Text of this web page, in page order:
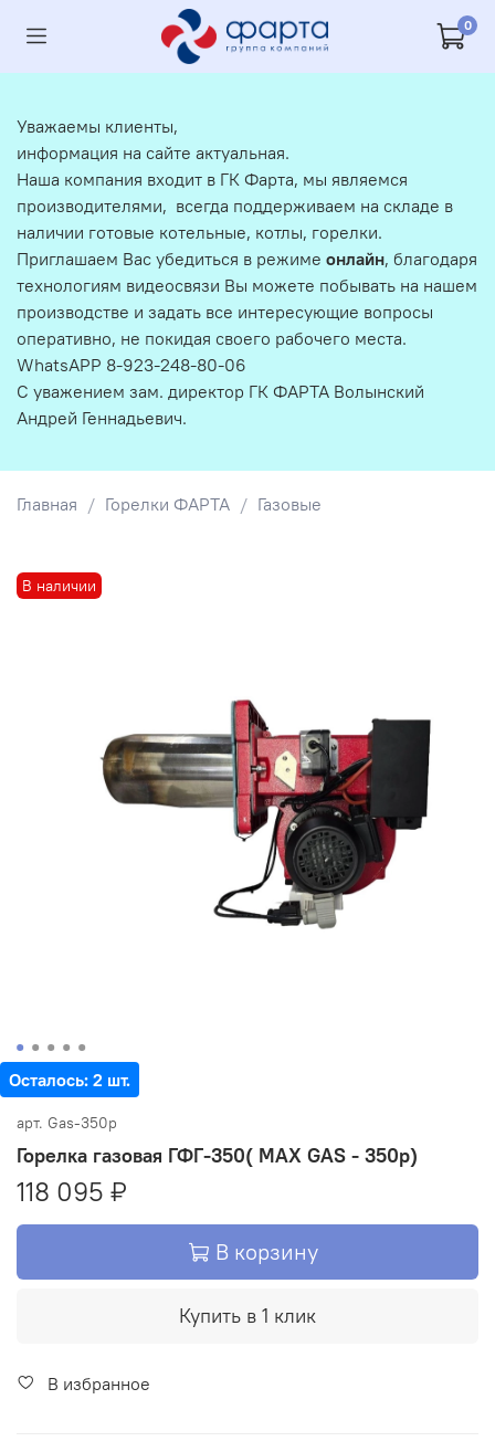
0
Главная Горелки ФАРТА Газовые
Осталось: 2 шт.
В наличии
арт. Gas-350p
Горелка газовая ГФГ-350( MAX GAS - 350p)
118 095 ₽
В корзину
Купить в 1 клик
В избранное
Уважаемы клиенты,
информация на сайте актуальная.
Наша компания входит в ГК Фарта, мы являемся
производителями, всегда поддерживаем на складе в
наличии готовые котельные, котлы, горелки.
Приглашаем Вас убедиться в режиме онлайн, благодаря
технологиям видеосвязи Вы можете побывать на нашем
производстве и задать все интересующие вопросы
оперативно, не покидая своего рабочего места.
WhatsAPP 8-923-248-80-06
С уважением зам. директор ГК ФАРТА Волынский
Андрей Геннадьевич.